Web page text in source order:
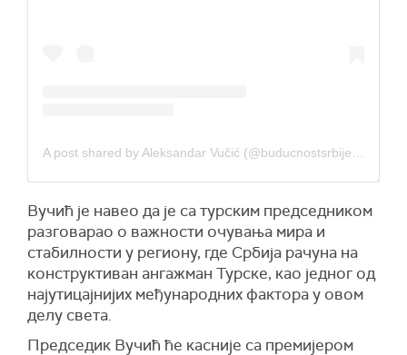
Вучић је навео да је са турским председником
разговарао о важности очувања мира и
стабилности у региону, где Србија рачуна на
конструктиван ангажман Турске, као једног од
најутицајнијих међународних фактора у овом
делу света.
Председик Вучић ће касније са премијером